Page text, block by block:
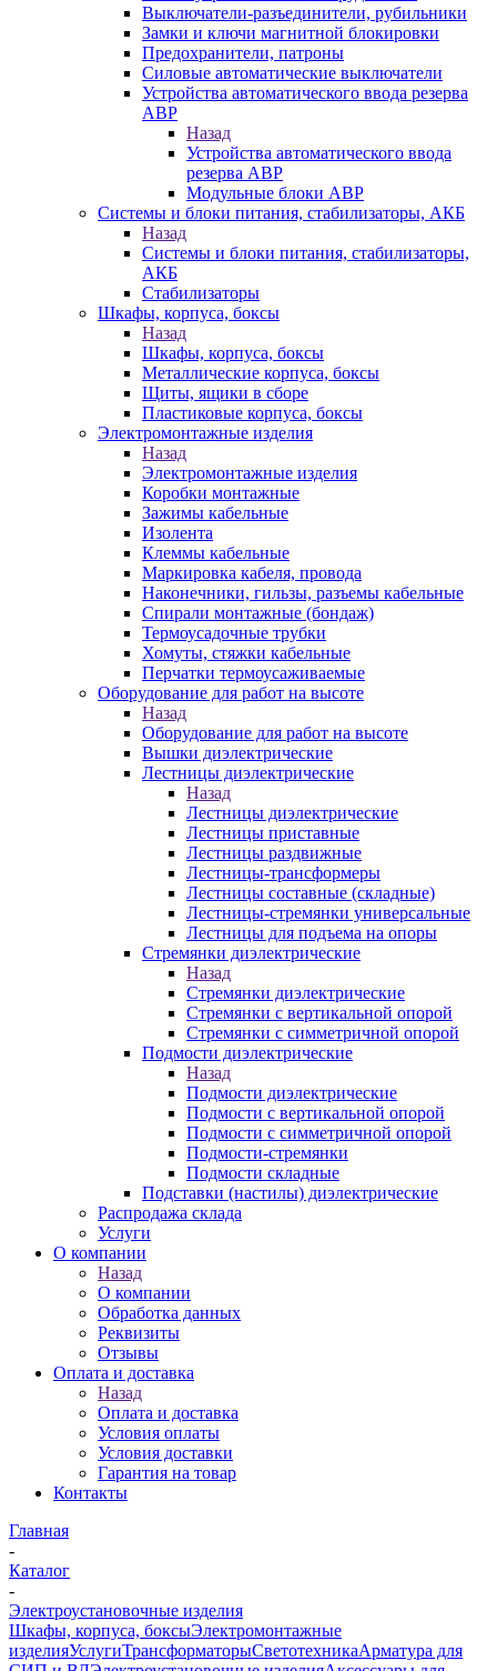
Выключатели-разъединители, рубильники
Замки и ключи магнитной блокировки
Предохранители, патроны
Силовые автоматические выключатели
Устройства автоматического ввода резерва
АВР
Назад
Устройства автоматического ввода
резерва АВР
Модульные блоки АВР
Системы и блоки питания, стабилизаторы, АКБ
Назад
Системы и блоки питания, стабилизаторы,
АКБ
Стабилизаторы
Шкафы, корпуса, боксы
Назад
Шкафы, корпуса, боксы
Металлические корпуса, боксы
Щиты, ящики в сборе
Пластиковые корпуса, боксы
Электромонтажные изделия
Назад
Электромонтажные изделия
Коробки монтажные
Зажимы кабельные
Изолента
Клеммы кабельные
Маркировка кабеля, провода
Наконечники, гильзы, разъемы кабельные
Спирали монтажные (бондаж)
Термоусадочные трубки
Хомуты, стяжки кабельные
Перчатки термоусаживаемые
Оборудование для работ на высоте
Назад
Оборудование для работ на высоте
Вышки диэлектрические
Лестницы диэлектрические
Назад
Лестницы диэлектрические
Лестницы приставные
Лестницы раздвижные
Лестницы-трансформеры
Лестницы составные (складные)
Лестницы-стремянки универсальные
Лестницы для подъема на опоры
Стремянки диэлектрические
Назад
Стремянки диэлектрические
Стремянки с вертикальной опорой
Стремянки с симметричной опорой
Подмости диэлектрические
Назад
Подмости диэлектрические
Подмости с вертикальной опорой
Подмости с симметричной опорой
Подмости-стремянки
Подмости складные
Подставки (настилы) диэлектрические
Распродажа склада
Услуги
О компании
Назад
О компании
Обработка данных
Реквизиты
Отзывы
Оплата и доставка
Назад
Оплата и доставка
Условия оплаты
Условия доставки
Гарантия на товар
Контакты
Главная
-
Каталог
-
Электроустановочные изделия
Шкафы, корпуса, боксыЭлектромонтажные
изделияУслугиТрансформаторыСветотехникаАрматура для